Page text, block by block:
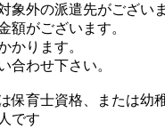
象外の派遣先がござい
額がございます。
かります。
合わせ下さい。
保育士資格、または幼
です